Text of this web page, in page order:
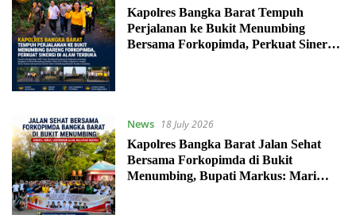
Kapolres Bangka Barat Tempuh
Perjalanan ke Bukit Menumbing
Bersama Forkopimda, Perkuat Sinergi
News
18 July 2026
Kapolres Bangka Barat Jalan Sehat
Bersama Forkopimda di Bukit
Menumbing, Bupati Markus: Mari